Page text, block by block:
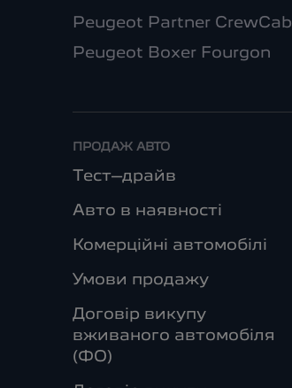
Peugeot Partner CrewCab
Peugeot Boxer Fourgon
ПРОДАЖ АВТО
Тест–драйв
Авто в наявності
Комерційні автомобілі
Умови продажу
Договір викупу
вживаного автомобіля
(ФО)